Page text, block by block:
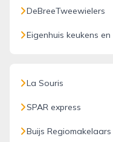
DeBreeTweewielers
Eigenhuis keukens
La Souris
SPAR express
Buijs Regiomakelaars